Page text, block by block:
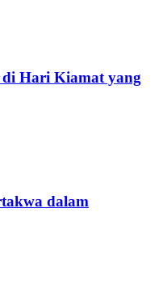
Hari Kiamat yang
dalam